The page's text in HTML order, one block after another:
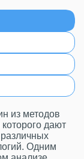
из методов
дают
Одним